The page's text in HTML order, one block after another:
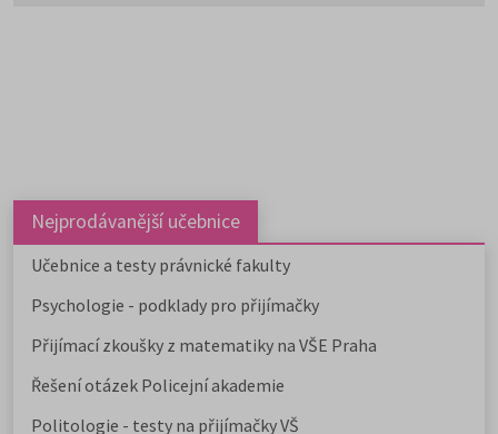
dále v nabídce na 9 soukromých
můžete studovat na 9
fakultách, dvou institutech a
vysokých školách od uměleckých
po ekonomické či technické.
Pedagogicky zaměřené obory
nabízejí také soukromé vysoké
školy.
zaměřené obory a
Nejprodávanější učebnice
Učebnice a testy právnické fakulty
Psychologie - podklady pro přijímačky
Přijímací zkoušky z matematiky na VŠE Praha
Řešení otázek Policejní akademie
Politologie - testy na přijímačky VŠ